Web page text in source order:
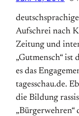
Aufschrei nach
Zeitung und
„Gutmensch“ ist
es das
tagesschau.de.
die Bildung